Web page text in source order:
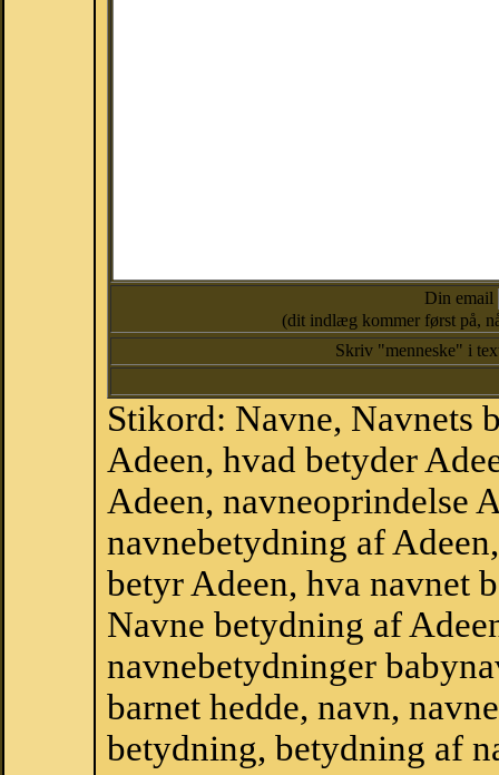
Din email
(dit indlæg kommer først på,
Skriv "menneske" i
Stikord: Navne, Navnets
Adeen, hvad betyder
Adeen, navneoprindelse
navnebetydning af
betyr Adeen, hva navnet
Navne betydning af
navnebetydninger
barnet hedde, navn,
betydning, betydning af